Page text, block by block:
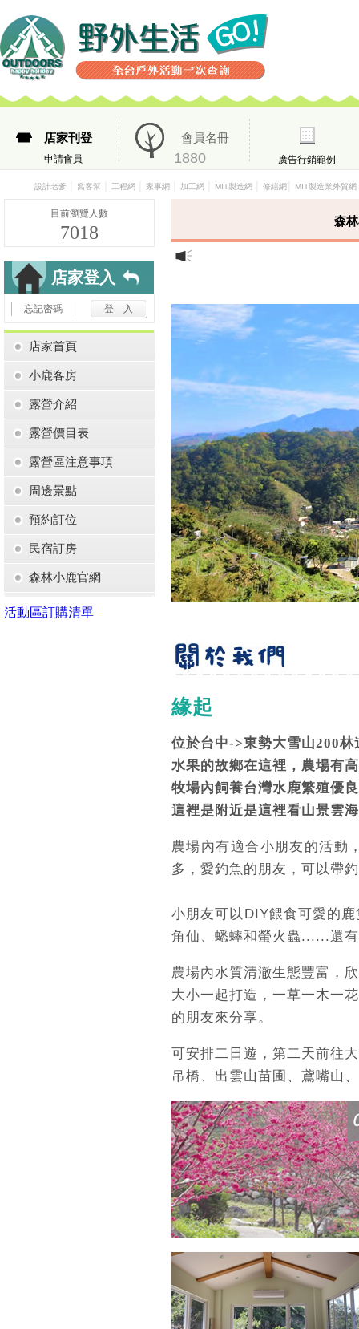
店家刊登
申請會員
會員名冊
1880 廣告行銷範例
設計老爹 窩客幫 工程網 │家事網 加工網 MIT製造網 │修繕網 MIT製造業外貿網
目前瀏覽人數
7018
店家登入
忘記密碼
店家首頁
小鹿客房
露營介紹
露營價目表
露營區注意事項
周邊景點
預約訂位
民宿訂房
森林小鹿官網
活動區訂購清單
森
緣起
位於台中->東勢大雪山200
水果的故鄉在這裡，農場有
牧場內飼養台灣水鹿繁殖優
這裡是附近是這裡看山景雲
農場內有適合小朋友的活動
多，愛釣魚的朋友，可以帶
小朋友可以DIY餵食可愛的
角仙、蟋蟀和螢火蟲......還
農場內水質清澈生態豐富，
大小一起打造，一草一木一
的朋友來分享。
可安排二日遊，第二天前往
吊橋、出雲山苗圃、鳶嘴山